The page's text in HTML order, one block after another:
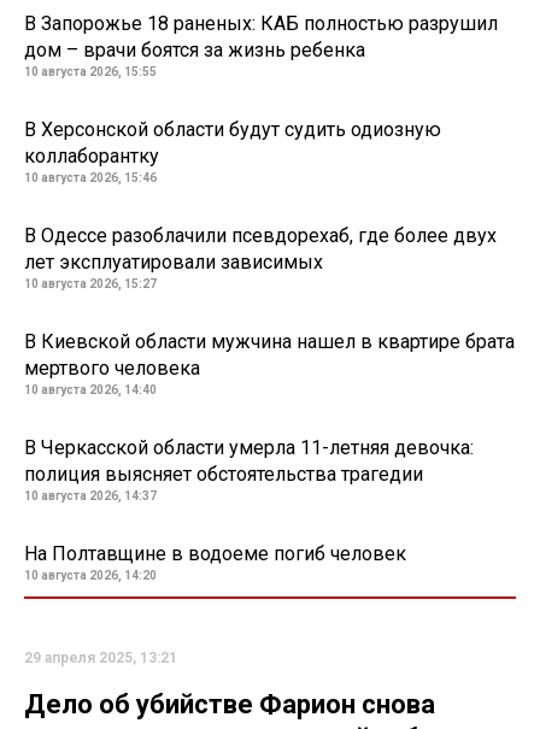
В Запорожье 18 раненых: КАБ полностью разрушил
дом – врачи боятся за жизнь ребенка
10 августа 2026, 15:55
В Херсонской области будут судить одиозную
коллаборантку
10 августа 2026, 15:46
В Одессе разоблачили псевдорехаб, где более двух
лет эксплуатировали зависимых
10 августа 2026, 15:27
В Киевской области мужчина нашел в квартире брата
мертвого человека
10 августа 2026, 14:40
В Черкасской области умерла 11-летняя девочка:
полиция выясняет обстоятельства трагедии
10 августа 2026, 14:37
На Полтавщине в водоеме погиб человек
10 августа 2026, 14:20
29 апреля 2025, 13:21
Дело об убийстве Фарион снова